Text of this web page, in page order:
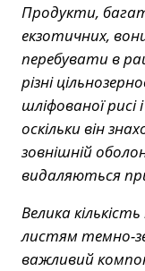
Продукти,
екзотичних,
перебувати в
різні
шліфованої
оскільки він
зовнішній
видаляються
Велика
листям темно-
важливий